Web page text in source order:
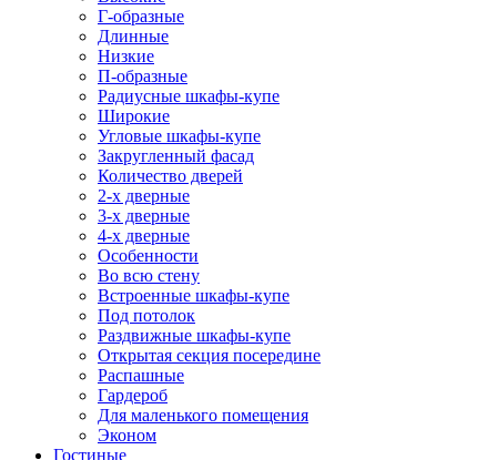
Г-образные
Длинные
Низкие
П-образные
Радиусные шкафы-купе
Широкие
Угловые шкафы-купе
Закругленный фасад
Количество дверей
2-х дверные
3-х дверные
4-х дверные
Особенности
Во всю стену
Встроенные шкафы-купе
Под потолок
Раздвижные шкафы-купе
Открытая секция посередине
Распашные
Гардероб
Для маленького помещения
Эконом
Гостиные